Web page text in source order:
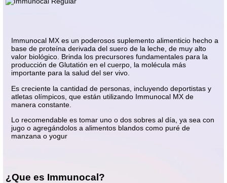
Immunocal MX es un poderosos suplemento alimenticio hecho a
base de proteína derivada del suero de la leche, de muy alto
valor biológico. Brinda los precursores fundamentales para la
producción de Glutatión en el cuerpo, la molécula más
importante para la salud del ser vivo.
Es creciente la cantidad de personas, incluyendo deportistas y
atletas olímpicos, que están utilizando Immunocal MX de
manera constante.
Lo recomendable es tomar uno o dos sobres al día, ya sea con
jugo o agregándolos a alimentos blandos como puré de
manzana o yogur
¿Que es Immunocal?